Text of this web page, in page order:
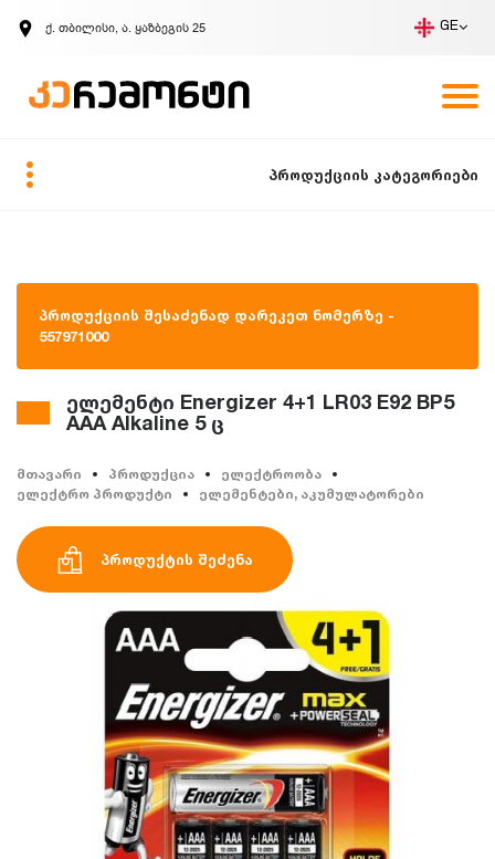
ქ. თბილისი, ა. ყაზბეგის 25 GE
ზარის მოთხოვნა
პროდუქციის კატეგორიები
პროდუქციის შესაძენად დარეკეთ ნომერზე -
557971000
ელემენტი Energizer 4+1 LR03 E92 BP5
AAA Alkaline 5 ც
მთავარი პროდუქცია
ელექტროობა
ელექტრო პროდუქტი
ელემენტები, აკუმულატორები
პროდუქტის შეძენა